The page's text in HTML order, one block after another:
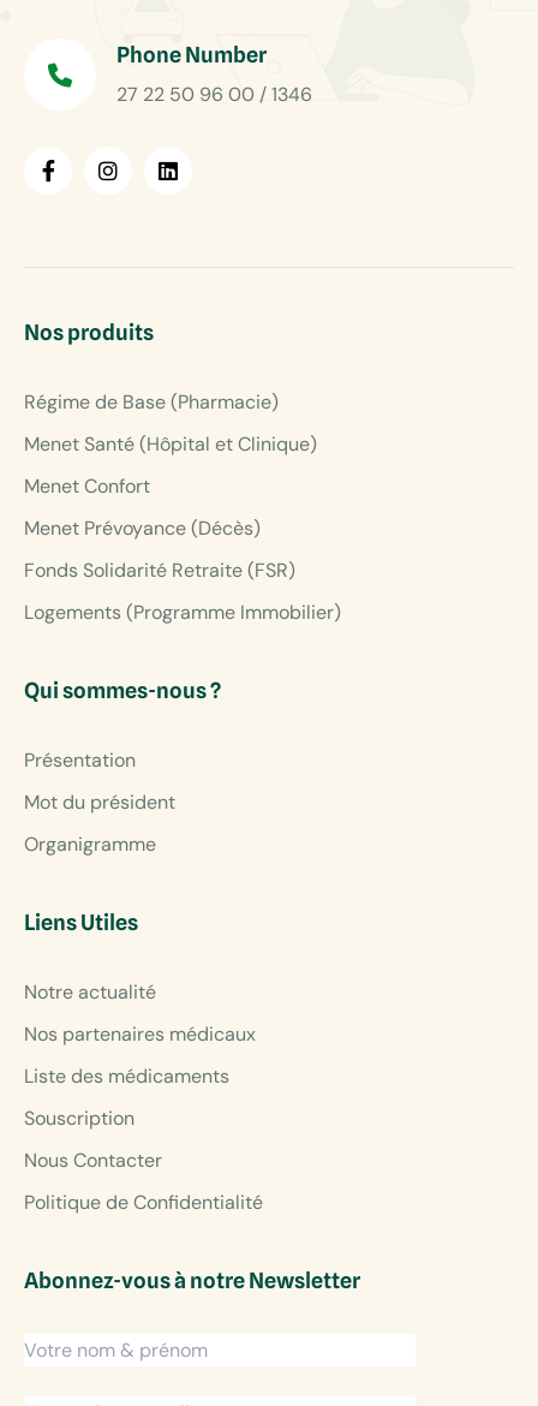
Phone Number
27 22 50 96 00 / 1346
Nos produits
Régime de Base (Pharmacie)
Menet Santé (Hôpital et Clinique)
Menet Confort
Menet Prévoyance (Décès)
Fonds Solidarité Retraite (FSR)
Logements (Programme Immobilier)
Qui sommes-nous ?
Présentation
Mot du président
Organigramme
Liens Utiles
Notre actualité
Nos partenaires médicaux
Liste des médicaments
Souscription
Nous Contacter
Politique de Confidentialité
Abonnez-vous à notre Newsletter